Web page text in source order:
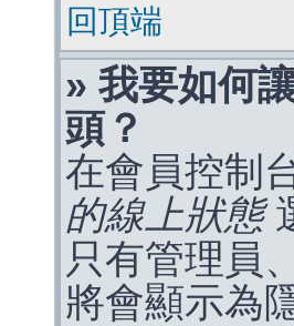
回頂端
» 我要如何
頭？
在會員控制
的線上狀態
只有管理員
將會顯示為